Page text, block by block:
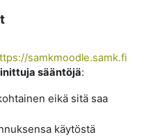
samkmoodle.samk.fi
sääntöjä:
eikä sitä saa
käytöstä